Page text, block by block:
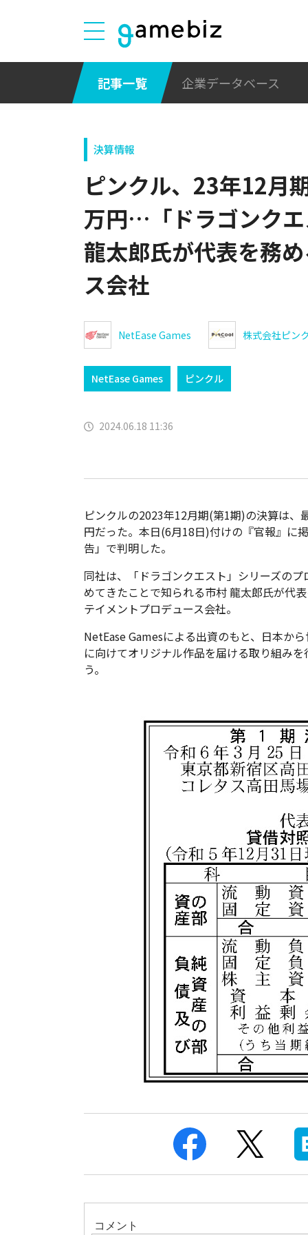
記事一覧 企業データベース
決算情報
ピンクル、23年12月
万円…「ドラゴンク
龍太郎氏が代表を務
ス会社
NetEase Games 株式会社ピン
NetEase Games ピンクル
2024.06.18 11:36
ピンクルの2023年12月期(第1期)の決算は、
円だった。本日(6月18日)付けの『官報』に
告」で判明した。
同社は、「ドラゴンクエスト」シリーズの
めてきたことで知られる市村 龍太郎氏が代
テイメントプロデュース会社。
NetEase Gamesによる出資のもと、日本か
に向けてオリジナル作品を届ける取り組み
う。